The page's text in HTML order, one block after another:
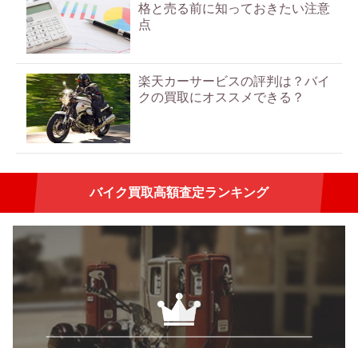
格と売る前に知っておきたい注意
点
楽天カーサービスの評判は？バイ
クの買取にオススメできる？
バイク買取高額査定ランキング